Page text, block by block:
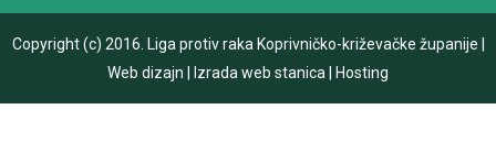
Copyright (c) 2016. Liga protiv raka Koprivničko-križevačke županije
Web dizajn
Izrada web stanica Hosting